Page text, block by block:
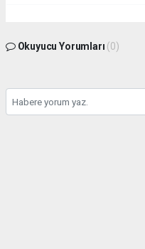
Okuyucu Yorumları (0)